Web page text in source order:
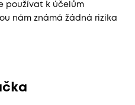
používat k účelům
nám známá žádná rizika